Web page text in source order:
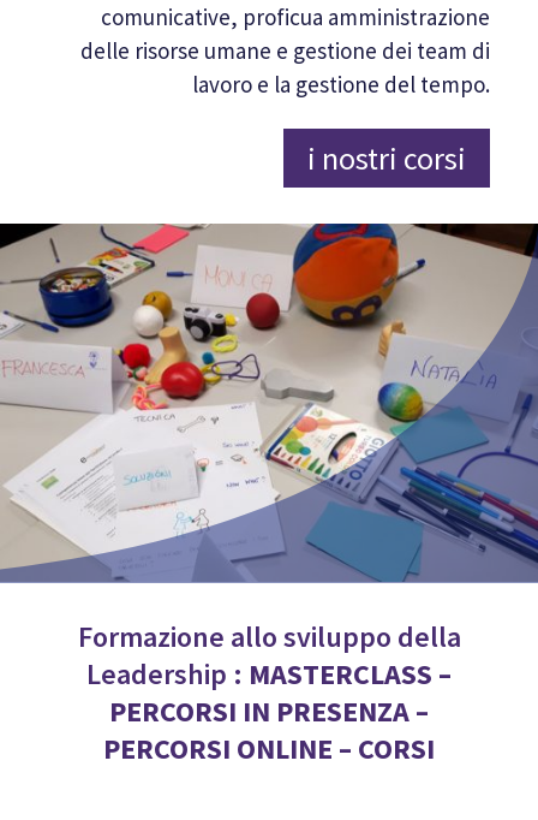
comunicative, proficua amministrazione
delle risorse umane e gestione dei team di
lavoro e la gestione del tempo.
i nostri corsi
Formazione allo sviluppo della
Leadership : MASTERCLASS –
PERCORSI IN PRESENZA –
PERCORSI ONLINE – CORSI